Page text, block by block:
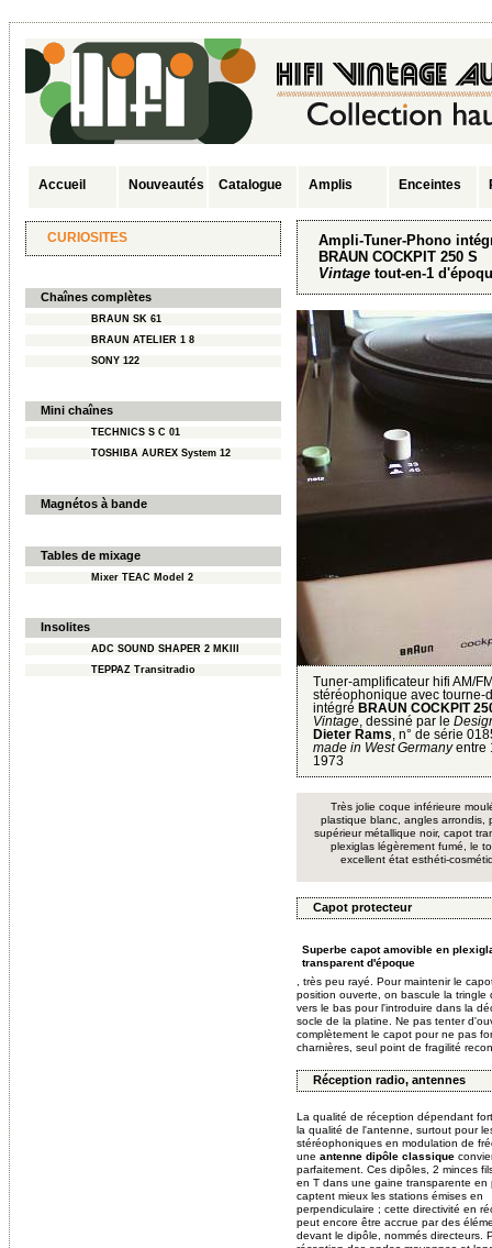
Accueil Nouveautés Catalogue Amplis Enceintes
CURIOSITES
Chaînes complètes
BRAUN SK 61
BRAUN ATELIER 1 8
SONY 122
Mini chaînes
TECHNICS S C 01
TOSHIBA AUREX System 12
Magnétos à bande
Tables de mixage
Mixer TEAC Model 2
Insolites
ADC SOUND SHAPER 2 MKIII
TEPPAZ Transitradio
Ampli-Tuner-Phono
BRAUN COCKPIT 250 S
Vintage tout-en-1
Tuner-amplificateur hifi AM/
stéréophonique avec tourne-
intégré BRAUN COCKPIT
Vintage , dessiné par le
Dieter Rams , n° de série
made in West Germanyentre
1973
Très jolie coque inférieure
plastique blanc, angles arrondis,
supérieur métallique noir, capot
plexiglas légèrement fumé, le
excellent état esthéti-
Capot protecteur
Superbe capot amovible en
transparent d'époque
, très peu rayé. Pour maintenir le
position ouverte, on bascule la tringle
vers le bas pour l'introduire dans la
socle de la platine. Ne pas tenter
complètement le capot pour ne pas
charnières, seul point de fragilité
Réception radio, antennes
La qualité de réception dépendant
la qualité de l'antenne, surtout pour
stéréophoniques en modulation de
une antenne dipôle classique
parfaitement. Ces dipôles, 2 minces
en T dans une gaine transparente en
captent mieux les stations émises en
perpendiculaire ; cette directivité en
peut encore être accrue par des
devant le dipôle, nommés directeurs.